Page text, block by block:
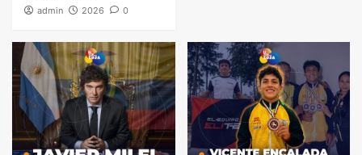
admin 2026 0